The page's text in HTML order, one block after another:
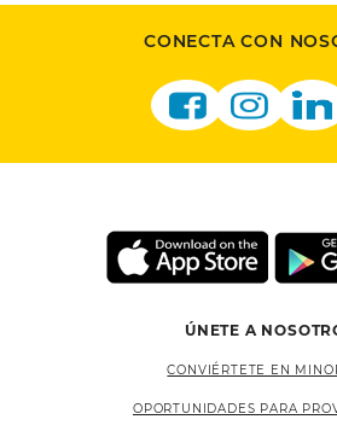
CONECTA CON
ÚNETE A
CONVIÉRTETE EN
OPORTUNIDADES PARA